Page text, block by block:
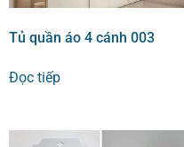
Tủ quần áo 4 cánh 003
Đọc tiếp